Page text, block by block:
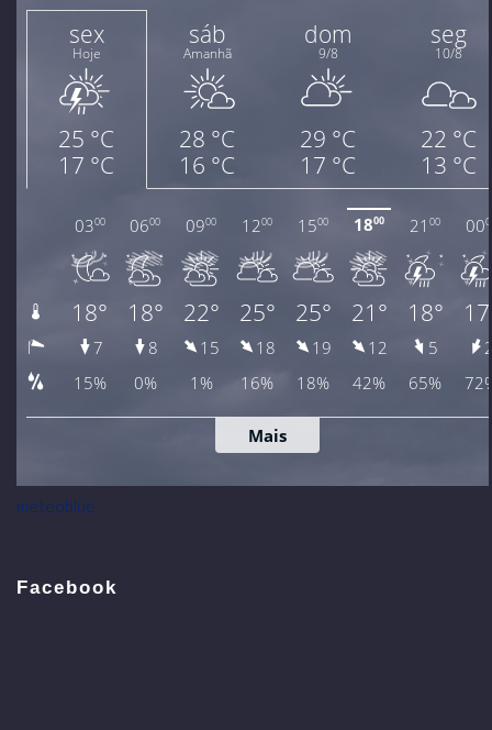
meteoblue
Facebook